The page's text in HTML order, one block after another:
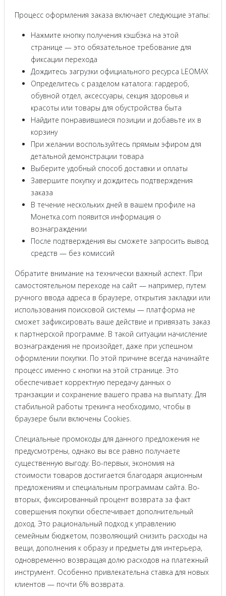
Процесс оформления заказа включает следующие этапы:
Нажмите кнопку получения кэшбэка на этой
странице — это обязательное требование для
фиксации перехода
Дождитесь загрузки официального ресурса LEOMAX
Определитесь с разделом каталога: гардероб,
обувной отдел, аксессуары, секция здоровья и
красоты или товары для обустройства быта
Найдите понравившиеся позиции и добавьте их в
корзину
При желании воспользуйтесь прямым эфиром для
детальной демонстрации товара
Выберите удобный способ доставки и оплаты
Завершите покупку и дождитесь подтверждения
заказа
В течение нескольких дней в вашем профиле на
Монетка.com появится информация о
вознаграждении
После подтверждения вы сможете запросить вывод
средств — без комиссий
Обратите внимание на технически важный аспект. При
самостоятельном переходе на сайт — например, путем
ручного ввода адреса в браузере, открытия закладки или
использования поисковой системы — платформа не
сможет зафиксировать ваше действие и привязать заказ
к партнерской программе. В такой ситуации начисление
вознаграждения не произойдет, даже при успешном
оформлении покупки. По этой причине всегда начинайте
процесс именно с кнопки на этой странице. Это
обеспечивает корректную передачу данных о
транзакции и сохранение вашего права на выплату. Для
стабильной работы трекинга необходимо, чтобы в
браузере были включены Cookies.
Специальные промокоды для данного предложения не
предусмотрены, однако вы все равно получаете
существенную выгоду. Во-первых, экономия на
стоимости товаров достигается благодаря акционным
предложениям и специальным программам сайта. Во-
вторых, фиксированный процент возврата за факт
совершения покупки обеспечивает дополнительный
доход. Это рациональный подход к управлению
семейным бюджетом, позволяющий снизить расходы на
вещи, дополнения к образу и предметы для интерьера,
одновременно возвращая долю расходов на платежный
инструмент. Особенно привлекательна ставка для новых
клиентов — почти 6% возврата.